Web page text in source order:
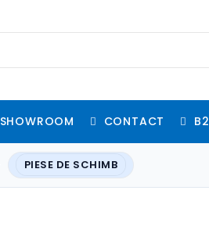
SHOWROOM CONTACT
PIESE DE SCHIMB